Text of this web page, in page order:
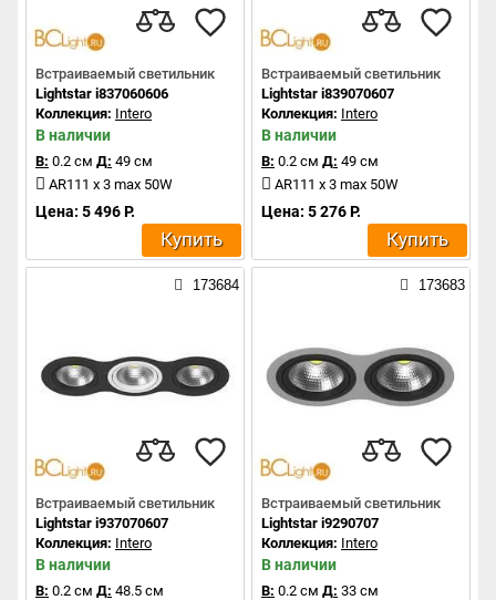
Встраиваемый светильник
Lightstar i837060606
Коллекция: Intero
В наличии
В: 0.2 см Д: 49 см
AR111 x 3 max 50W
Цена: 5 496 Р.
Купить
Встраиваемый светильник
Lightstar i839070607
Коллекция: Intero
В наличии
В: 0.2 см Д: 49 см
AR111 x 3 max 50W
Цена: 5 276 Р.
Купить
173684
Встраиваемый светильник
Lightstar i937070607
Коллекция: Intero
В наличии
В: 0.2 см Д: 48.5 см
173683
Встраиваемый светильник
Lightstar i9290707
Коллекция: Intero
В наличии
В: 0.2 см Д: 33 см